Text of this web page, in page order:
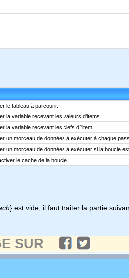
le tableau à parcourir.
la variable recevant les valeurs d'items.
la variable recevant les clefs d`'item.
un morceau de données à exécuter à chaque
un morceau de données à exécuter si la boucle
le cache de la boucle.
} est vide, il faut traiter la partie
SUR